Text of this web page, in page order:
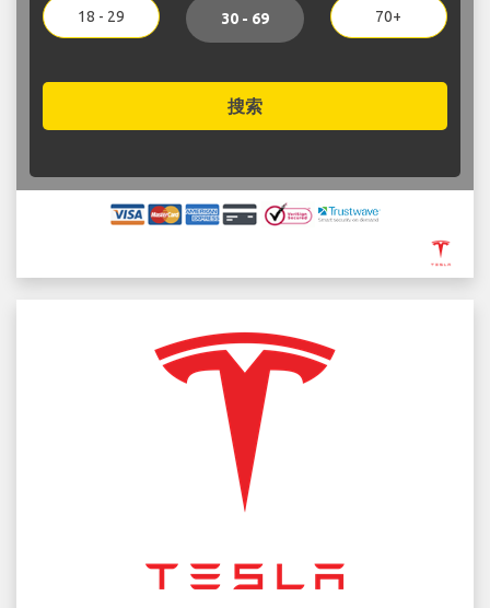
18 - 29 30 - 69 70+
搜索